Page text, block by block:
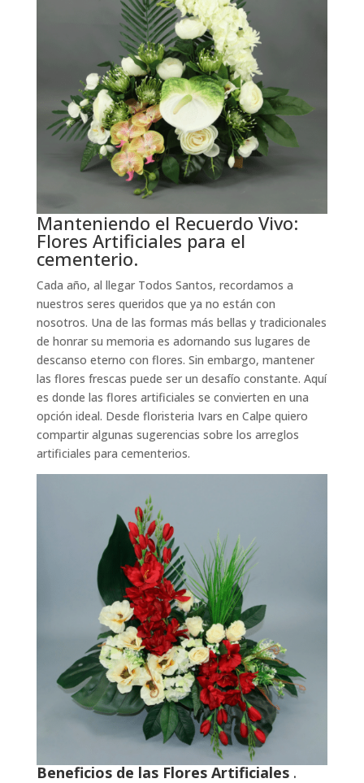
Manteniendo el Recuerdo Vivo:
Flores Artificiales para el
cementerio.
Cada año, al llegar Todos Santos, recordamos a
nuestros seres queridos que ya no están con
nosotros. Una de las formas más bellas y tradicionales
de honrar su memoria es adornando sus lugares de
descanso eterno con flores. Sin embargo, mantener
las flores frescas puede ser un desafío constante. Aquí
es donde las flores artificiales se convierten en una
opción ideal. Desde floristeria Ivars en Calpe quiero
compartir algunas sugerencias sobre los arreglos
artificiales para cementerios.
Beneficios de las Flores Artificiales.